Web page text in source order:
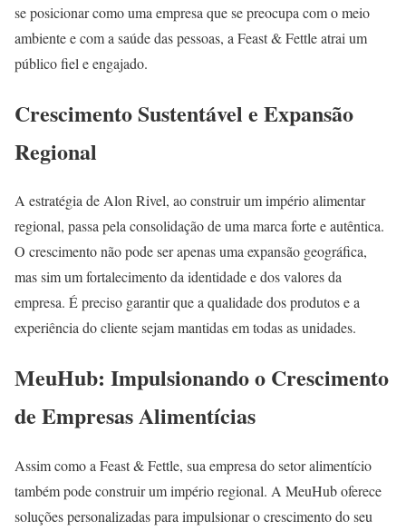
se posicionar como uma empresa que se preocupa com o meio
ambiente e com a saúde das pessoas, a Feast & Fettle atrai um
público fiel e engajado.
Crescimento Sustentável e Expansão
Regional
A estratégia de Alon Rivel, ao construir um império alimentar
regional, passa pela consolidação de uma marca forte e autêntica.
O crescimento não pode ser apenas uma expansão geográfica,
mas sim um fortalecimento da identidade e dos valores da
empresa. É preciso garantir que a qualidade dos produtos e a
experiência do cliente sejam mantidas em todas as unidades.
MeuHub: Impulsionando o Crescimento
de Empresas Alimentícias
Assim como a Feast & Fettle, sua empresa do setor alimentício
também pode construir um império regional. A MeuHub oferece
soluções personalizadas para impulsionar o crescimento do seu